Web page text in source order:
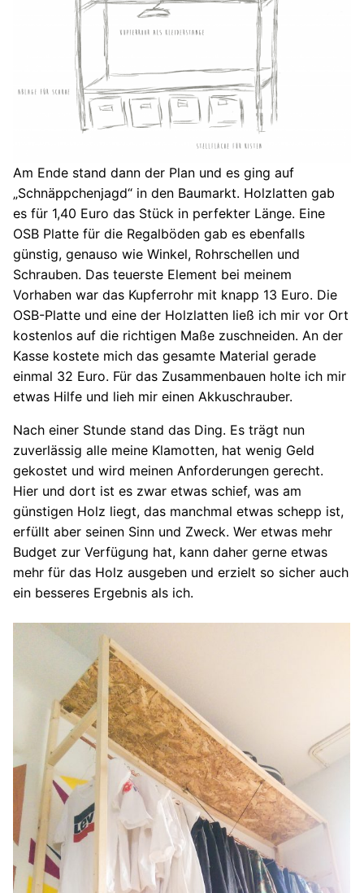
Am Ende stand dann der Plan und es ging auf
„Schnäppchenjagd“ in den Baumarkt. Holzlatten gab
es für 1,40 Euro das Stück in perfekter Länge. Eine
OSB Platte für die Regalböden gab es ebenfalls
günstig, genauso wie Winkel, Rohrschellen und
Schrauben. Das teuerste Element bei meinem
Vorhaben war das Kupferrohr mit knapp 13 Euro. Die
OSB-Platte und eine der Holzlatten ließ ich mir vor Ort
kostenlos auf die richtigen Maße zuschneiden. An der
Kasse kostete mich das gesamte Material gerade
einmal 32 Euro. Für das Zusammenbauen holte ich mir
etwas Hilfe und lieh mir einen Akkuschrauber.
Nach einer Stunde stand das Ding. Es trägt nun
zuverlässig alle meine Klamotten, hat wenig Geld
gekostet und wird meinen Anforderungen gerecht.
Hier und dort ist es zwar etwas schief, was am
günstigen Holz liegt, das manchmal etwas schepp ist,
erfüllt aber seinen Sinn und Zweck. Wer etwas mehr
Budget zur Verfügung hat, kann daher gerne etwas
mehr für das Holz ausgeben und erzielt so sicher auch
ein besseres Ergebnis als ich.